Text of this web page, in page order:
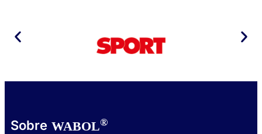
Sobre WABOL®